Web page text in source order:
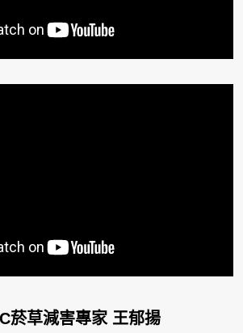
菸草減害專家 王郁揚